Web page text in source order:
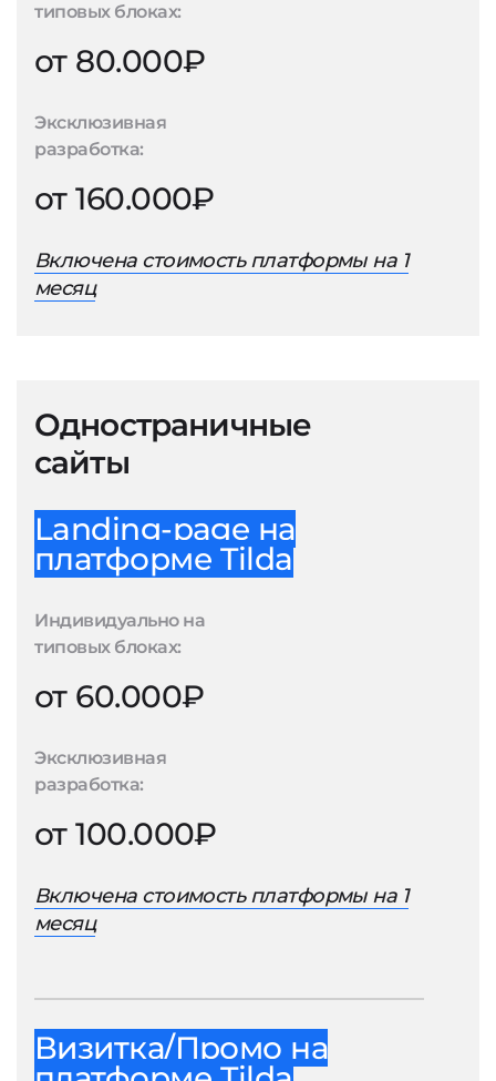
типовых блоках:
от 80.000₽
Эксклюзивная
разработка:
от 160.000₽
Включена стоимость платформы на 1
месяц
Одностраничные
сайты
Landing-page на
платформе Tilda
Индивидуально на
типовых блоках:
от 60.000₽
Эксклюзивная
разработка:
от 100.000₽
Включена стоимость платформы на 1
месяц
Визитка/Промо на